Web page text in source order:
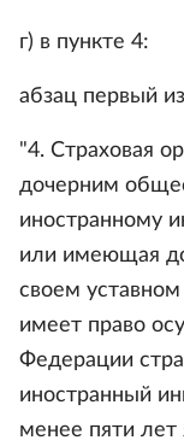
г) в пункте 4:
абзац первый
"4. Страховая
дочерним
иностранному
или имеющая
своем
имеет право
Федерации
иностранный
менее пяти лет